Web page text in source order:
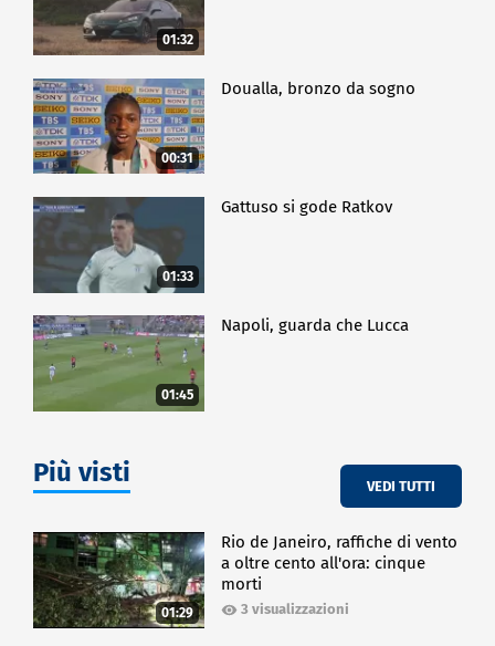
01:32
00:31
Doualla, bronzo da sogno
01:33
Gattuso si gode Ratkov
01:45
Napoli, guarda che Lucca
Più visti VEDI TUTTI
01:29
Rio de Janeiro, raffiche di vento
a oltre cento all'ora: cinque
morti
3 visualizzazioni